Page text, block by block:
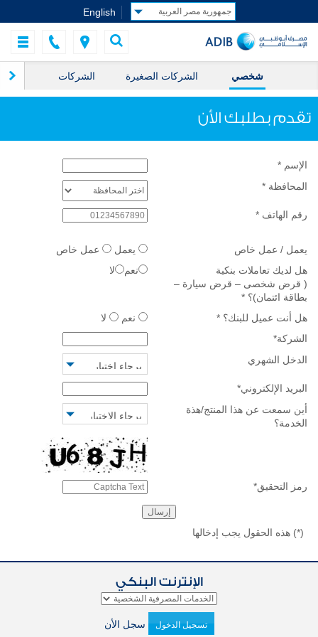
English
الشركات الشركات الصغيرة شخصي
تقدم بطلبك الأن
الإسم *
المحافظة *
رقم الهاتف *
يعمل / عمل خاص يعمل
عمل خاص
هل لديك تعاملات بنكية
( قرض شخصى – قرض سيارة –
بطاقة ائتمان)؟ *
نعم لا
هل أنت عميل للبنك؟ * نعم
لا
الشركة*
الدخل الشهري
البريد الإلكتروني*
أين سمعت عن هذا المنتج/هذة
الخدمة؟
رمز التحقيق*
(*) هذه الحقول يجب إدخالها
الإنترنت البنكي
تسجيل الدخول سجل الأن